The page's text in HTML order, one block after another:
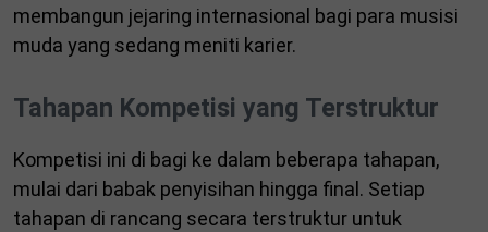
membangun jejaring internasional bagi para musisi
muda yang sedang meniti karier.
Tahapan Kompetisi yang Terstruktur
Kompetisi ini di bagi ke dalam beberapa tahapan,
mulai dari babak penyisihan hingga final. Setiap
tahapan di rancang secara terstruktur untuk